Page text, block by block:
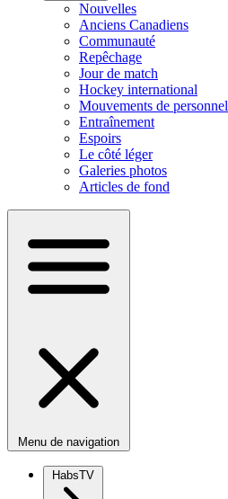
Nouvelles
Anciens Canadiens
Communauté
Repêchage
Jour de match
Hockey international
Mouvements de personnel
Entraînement
Espoirs
Le côté léger
Galeries photos
Articles de fond
Menu de navigation
HabsTV